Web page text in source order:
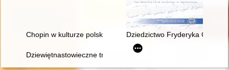
Chopin w kulturze polskiej Dziedzictwo Fryderyka
Dziewiętnastowieczne transkrypcje utworów Fryderyka